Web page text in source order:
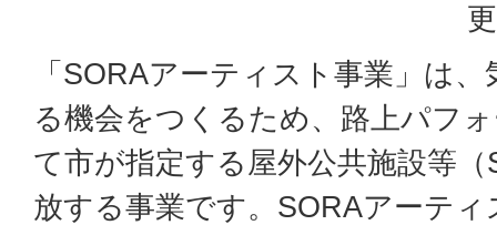
「SORAアーティスト事業」は
る機会をつくるため、路上パフ
て市が指定する屋外公共施設等
放する事業です。SORAアーテ